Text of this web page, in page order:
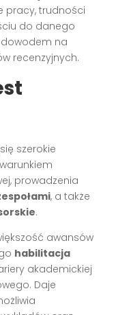
pracy, trudności
do danego
na
recenzyjnych.
szerokie
prowadzenia
, a także
.
awansów
habilitacja
akademickiej
Daje